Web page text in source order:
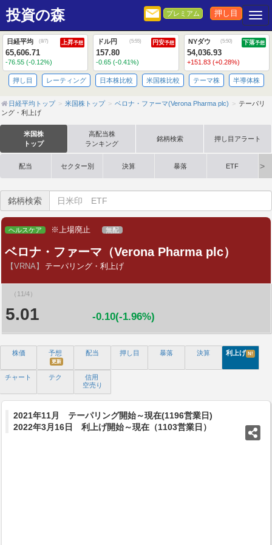
投資の森 プレミアム 押し目
日経平均 (8/7) 上昇予想
65,606.71
-76.55 (-0.12%)
ドル円 (5:55) 円安予想
157.80
-0.65 (-0.41%)
NYダウ (5:50) 下落予想
54,036.93
+151.83 (+0.28%)
押し目 レーティング 日本株比較 米国株比較 テーマ株 半導体株
日経平均トップ 米国株トップ ベロナ・ファーマ(Verona Pharma plc)
テーパリ
ング・利上げ
米国株
トップ
高配当株
ランキング
銘柄検索 押し目アラート
配当 セクター別 決算 暴落 ETF
銘柄検索
ヘルスケア ※上場廃止 無配
ベロナ・ファーマ（Verona Pharma plc）
【VRNA】 テーパリング・利上げ
（11/4）
5.01 -0.10(-1.96%)
株価 予想
更新
配当 押し目 暴落 決算 利上げ N!
チャート テク
信用
空売り
2021年11月 テーパリング開始～現在(1196営業日)
2022年3月16日 利上げ開始～現在（1103営業日）